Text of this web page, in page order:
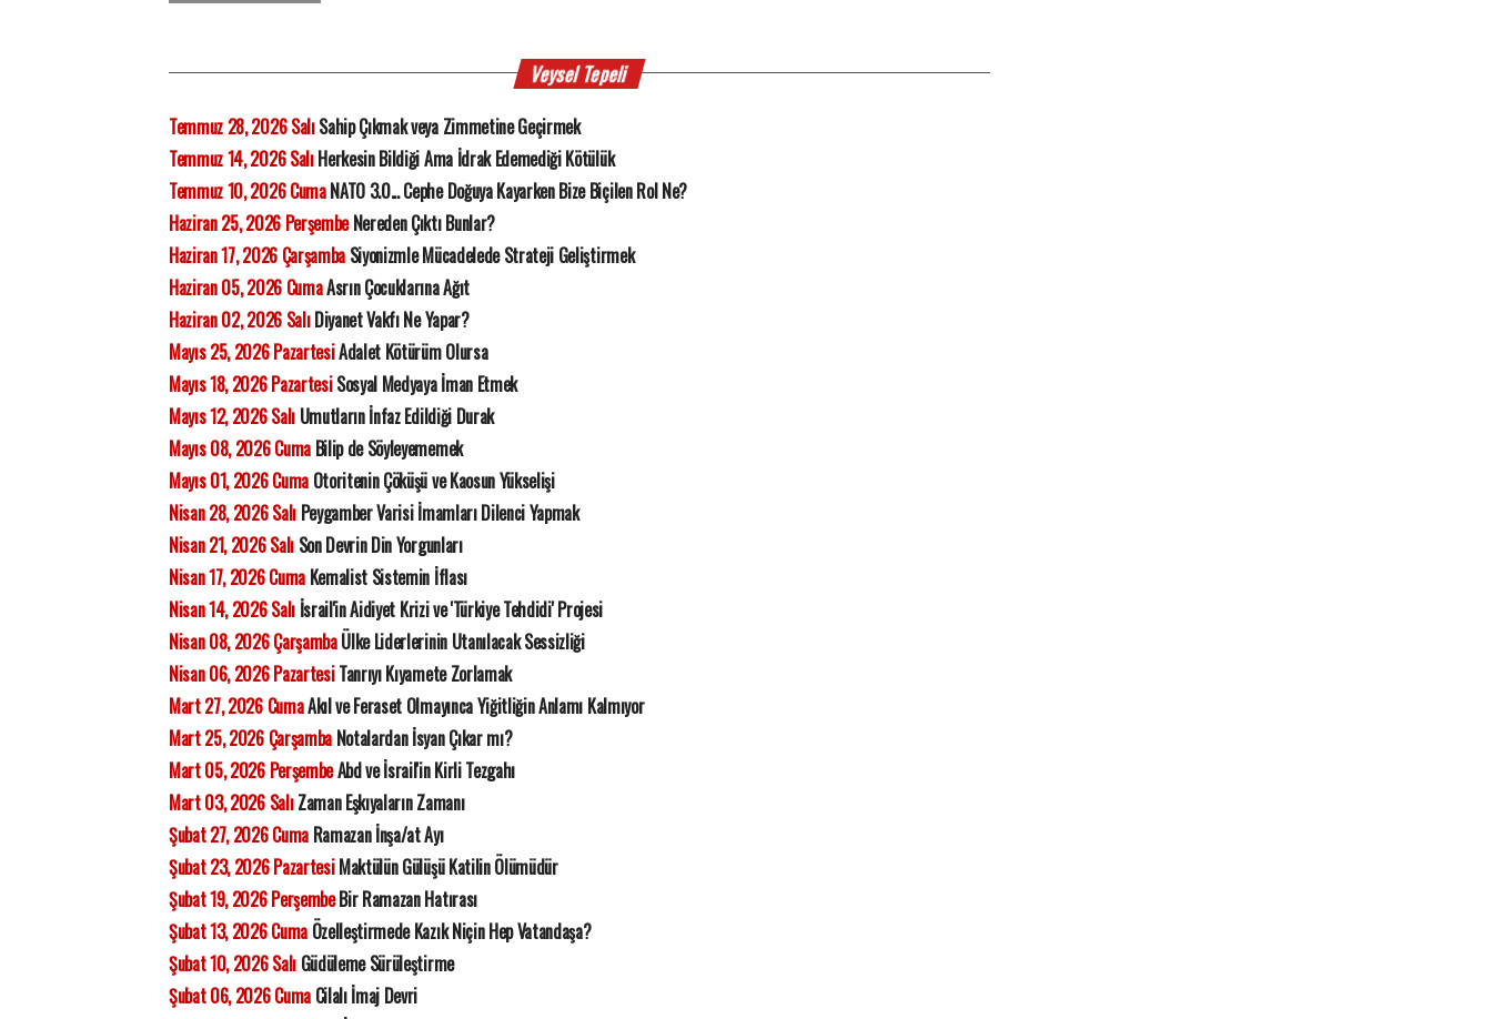
Veysel Tepeli
Temmuz 28, 2026 SalıSahip Çıkmak veya Zimmetine Geçirmek
Temmuz 14, 2026 SalıHerkesin Bildiği Ama İdrak Edemediği Kötülük
Temmuz 10, 2026 CumaNATO 3.0... Cephe Doğuya Kayarken Bize Biçilen Rol Ne?
Haziran 25, 2026 PerşembeNereden Çıktı Bunlar?
Haziran 17, 2026 Çarşamba Siyonizmle Mücadelede Strateji Geliştirmek
Haziran 05, 2026 CumaAsrın Çocuklarına Ağıt
Haziran 02, 2026 SalıDiyanet Vakfı Ne Yapar?
Mayıs 25, 2026 PazartesiAdalet Kötürüm Olursa
Mayıs 18, 2026 PazartesiSosyal Medyaya İman Etmek
Mayıs 12, 2026 SalıUmutların İnfaz Edildiği Durak
Mayıs 08, 2026 CumaBilip de Söyleyememek
Mayıs 01, 2026 CumaOtoritenin Çöküşü ve Kaosun Yükselişi
Nisan 28, 2026 SalıPeygamber Varisi İmamları Dilenci Yapmak
Nisan 21, 2026 SalıSon Devrin Din Yorgunları
Nisan 17, 2026 CumaKemalist Sistemin İflası
Nisan 14, 2026 Salıİsrail'in Aidiyet Krizi ve 'Türkiye Tehdidi' Projesi
Nisan 08, 2026 ÇarşambaÜlke Liderlerinin Utanılacak Sessizliği
Nisan 06, 2026 PazartesiTanrıyı Kıyamete Zorlamak
Mart 27, 2026 CumaAkıl ve Feraset Olmayınca Yiğitliğin Anlamı Kalmıyor
Mart 25, 2026 ÇarşambaNotalardan İsyan Çıkar mı?
Mart 05, 2026 PerşembeAbd ve İsrail'in Kirli Tezgahı
Mart 03, 2026 SalıZaman Eşkıyaların Zamanı
Şubat 27, 2026 CumaRamazan İnşa/at Ayı
Şubat 23, 2026 PazartesiMaktülün Gülüşü Katilin Ölümüdür
Şubat 19, 2026 PerşembeBir Ramazan Hatırası
Şubat 13, 2026 CumaÖzelleştirmede Kazık Niçin Hep Vatandaşa?
Şubat 10, 2026 SalıGüdüleme Sürüleştirme
Şubat 06, 2026 CumaCilalı İmaj Devri